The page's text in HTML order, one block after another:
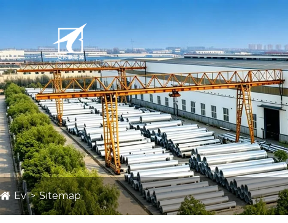
Ev Sitemap